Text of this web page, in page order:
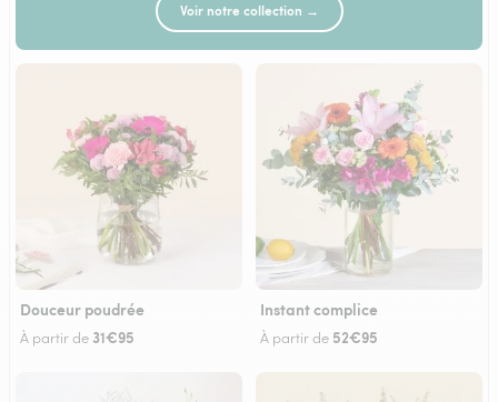
Voir notre collection →
Douceur poudrée
À partir de 31€95
Instant complice
À partir de 52€95